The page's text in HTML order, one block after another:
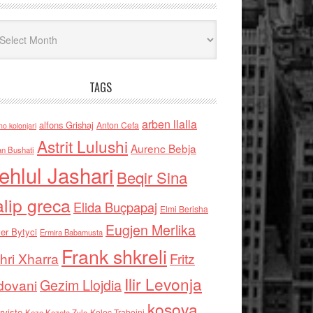
TAGS
kolonjari alfons Grishaj Anton Cefa arben llalla
Bushati Astrit Lulushi Aurenc Bebja
Jashari Beqir Sina
grecaElida Buçpapaj Elmi Berisha
Bytyci Ermira Babamusta Eugjen Merlika
Xharra Frank shkreli Fritz
Gezim Llojdia Ilir Levonja